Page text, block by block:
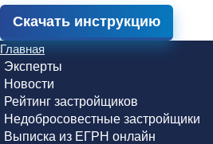
Скачать инструкцию
Главная
Эксперты
Новости
Рейтинг застройщиков
Недобросовестные застройщики
Выписка из ЕГРН онлайн